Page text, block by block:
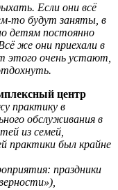
Если они всё
то будут заняты, в
детям постоянно
же они приехали в
этого очень устают,
центр
практику в
обслуживания в
из семей,
практики был крайне
праздники